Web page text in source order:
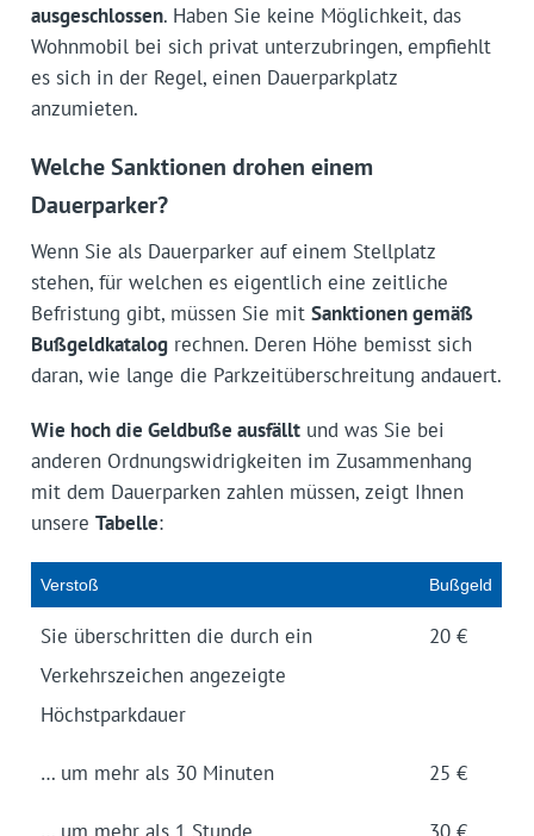
ausgeschlossen. Haben Sie keine Möglichkeit, das
Wohnmobil bei sich privat unterzubringen, empfiehlt
es sich in der Regel, einen Dauerparkplatz
anzumieten.
Welche Sanktionen drohen einem
Dauerparker?
Wenn Sie als Dauerparker auf einem Stellplatz
stehen, für welchen es eigentlich eine zeitliche
Befristung gibt, müssen Sie mit Sanktionen gemäß
Bußgeldkatalogrechnen. Deren Höhe bemisst sich
daran, wie lange die Parkzeitüberschreitung andauert.
Wie hoch die Geldbuße ausfälltund was Sie bei
anderen Ordnungswidrigkeiten im Zusammenhang
mit dem Dauerparken zahlen müssen, zeigt Ihnen
unsere Tabelle:
Verstoß Bußgeld
Sie überschritten die durch ein
Verkehrszeichen angezeigte
Höchstparkdauer
20 €
… um mehr als 30 Minuten 25 €